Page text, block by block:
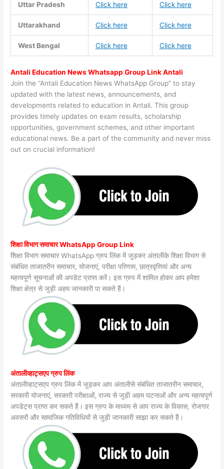
Uttar Pradesh Click here Click here
Uttarakhand Click here Click here
West Bengal Click here Click here
Antali Education News Whatsapp Group Link Antali
Join the “Antali Education News WhatsApp Group” to stay
updated with the latest news, announcements, and
developments related to education in Antali. This group
provides timely updates on exam results, scholarship
opportunities, government schemes, and other important
educational news. Be a part of the community and never miss
out on crucial information!
शिक्षा विभाग समाचार WhatsApp Group Link
शिक्षा विभाग समाचार WhatsApp ग्रुप लिंक में जुड़कर अंतालीके शिक्षा विभाग से
संबंधित ताजातरीन समाचार, योजनाएं, परीक्षा परिणाम, छात्रवृत्तियां और अन्य
महत्वपूर्ण सूचनाओं की अपडेट प्राप्त करें। इस ग्रुप में शामिल होकर आप हमेशा
शिक्षा क्षेत्र से जुड़ी अहम जानकारी पा सकते हैं।
अंतालीव्हाट्सएप ग्रुप लिंक
अंतालीव्हाट्सएप ग्रुप लिंक में जुड़कर आप अंतालीसे संबंधित ताजातरीन समाचार,
सरकारी योजनाएं, सरकारी परीक्षाओं, राज्य से जुड़ी अहम घटनाओं और अन्य महत्वपूर्ण
अपडेट्स प्राप्त कर सकते हैं। इस ग्रुप के माध्यम से आप राज्य के विकास, रोजगार
अवसरों और सामाजिक गतिविधियों से जुड़ी जानकारी साझा कर सकते हैं।